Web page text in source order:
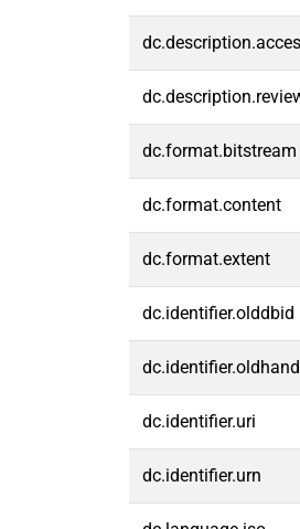
dc.format.bitstream
dc.format.content
dc.format.extent
dc.identifier.olddbid
dc.identifier.uri
dc.identifier.urn